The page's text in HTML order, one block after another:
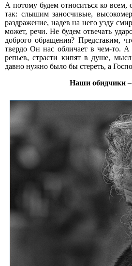
А потому будем относиться ко
так: слышим заносчивые,
раздражение, надев на него узду
может, речи. Не будем отвечать
доброго обращения? Представим,
твердо Он нас обличает в чем-то. А
репьев, страсти кипят в душе,
давно нужно было бы стереть, а
Наши обидчики –